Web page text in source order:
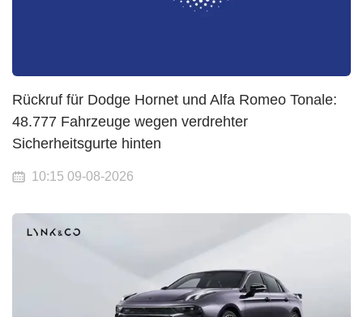
Rückruf für Dodge Hornet und Alfa Romeo Tonale:
48.777 Fahrzeuge wegen verdrehter
Sicherheitsgurte hinten
10:15 09-08-2026